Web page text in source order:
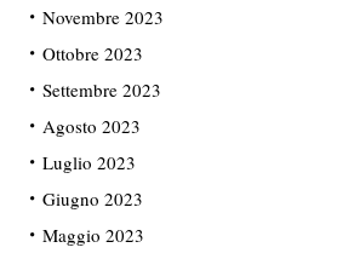
Novembre 2023
Ottobre 2023
Settembre 2023
Agosto 2023
Luglio 2023
Giugno 2023
Maggio 2023